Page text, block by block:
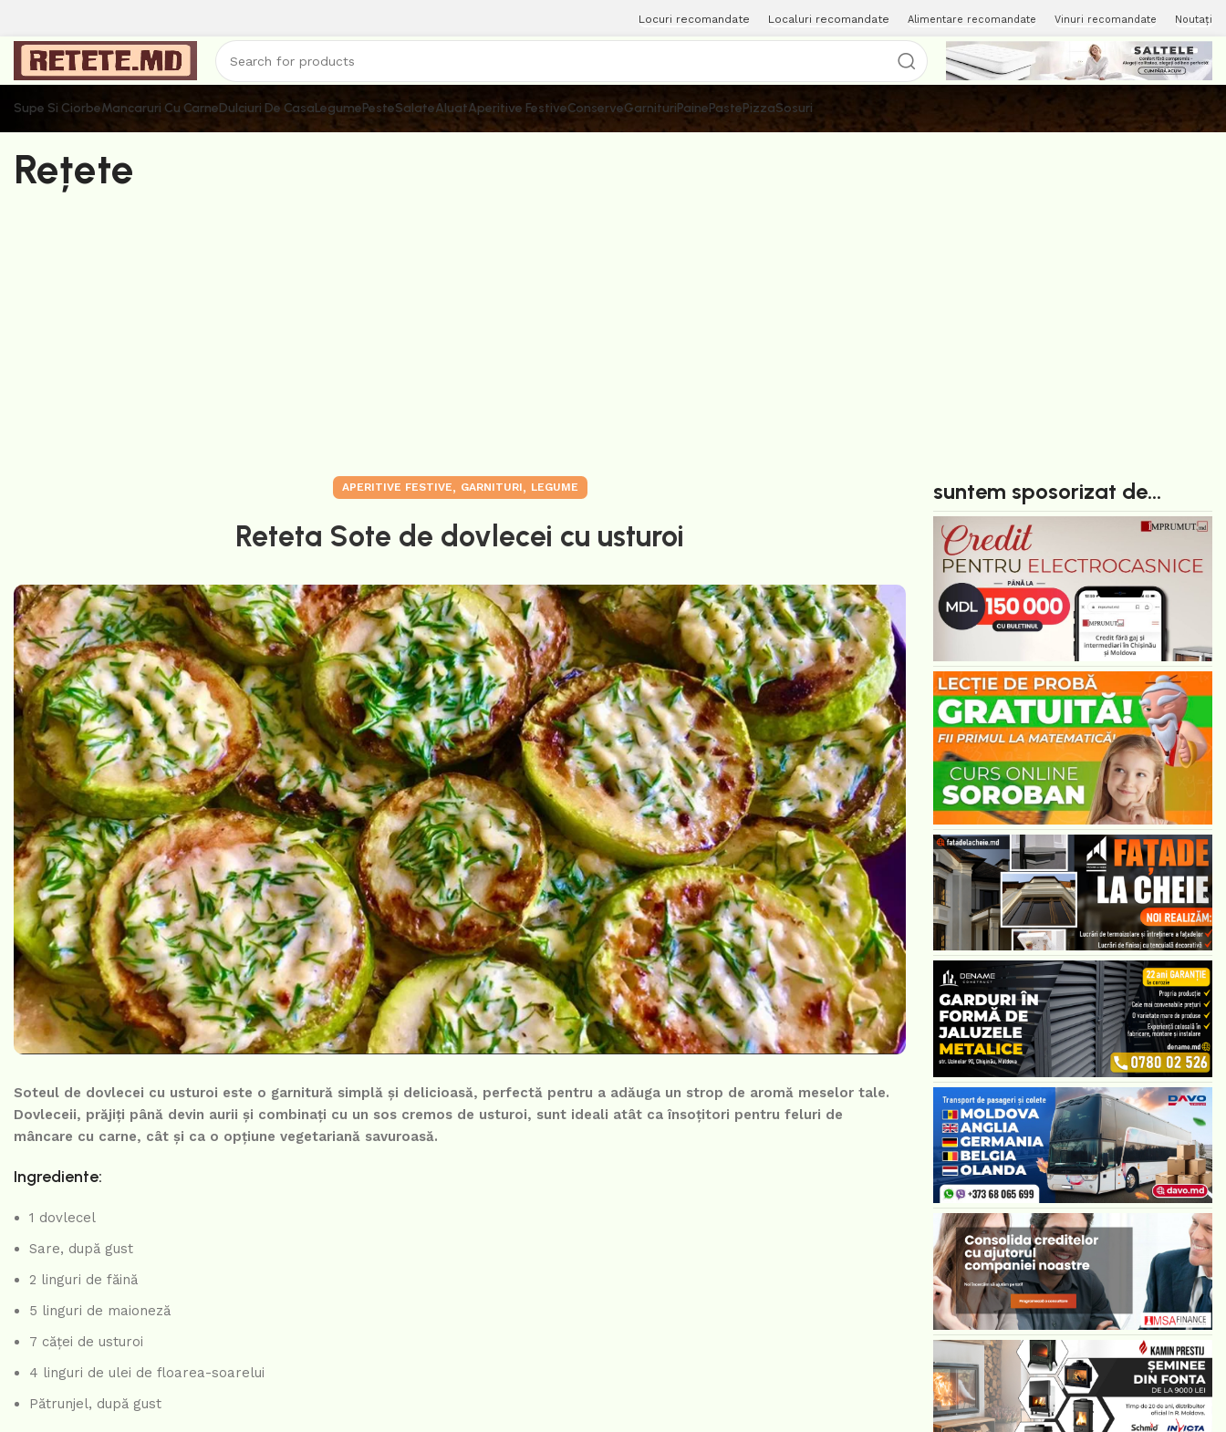
Locuri recomandate Localuri recomandate Alimentare recomandate Vinuri recomandate Noutați
Supe Si CiorbeMancaruri Cu CarneDulciuri De CasaLegumePesteSalateAluatAperitive FestiveConserveGarnituriPainePastePizzaSosuri
Rețete
APERITIVE FESTIVE, GARNITURI, LEGUME
Reteta Sote de dovlecei cu usturoi
Soteul de dovlecei cu usturoi este o garnitură simplă și delicioasă, perfectă pentru a adăuga un strop de aromă meselor tale.
Dovleceii, prăjiți până devin aurii și combinați cu un sos cremos de usturoi, sunt ideali atât ca însoțitori pentru feluri de
mâncare cu carne, cât și ca o opțiune vegetariană savuroasă.
Ingrediente:
1 dovlecel
Sare, după gust
2 linguri de făină
5 linguri de maioneză
7 căței de usturoi
4 linguri de ulei de floarea-soarelui
Pătrunjel, după gust
suntem sposorizat de...